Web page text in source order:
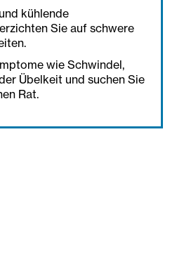
kühlende
Sie auf schwere
wie Schwindel,
Übelkeit und suchen Sie
Rat.